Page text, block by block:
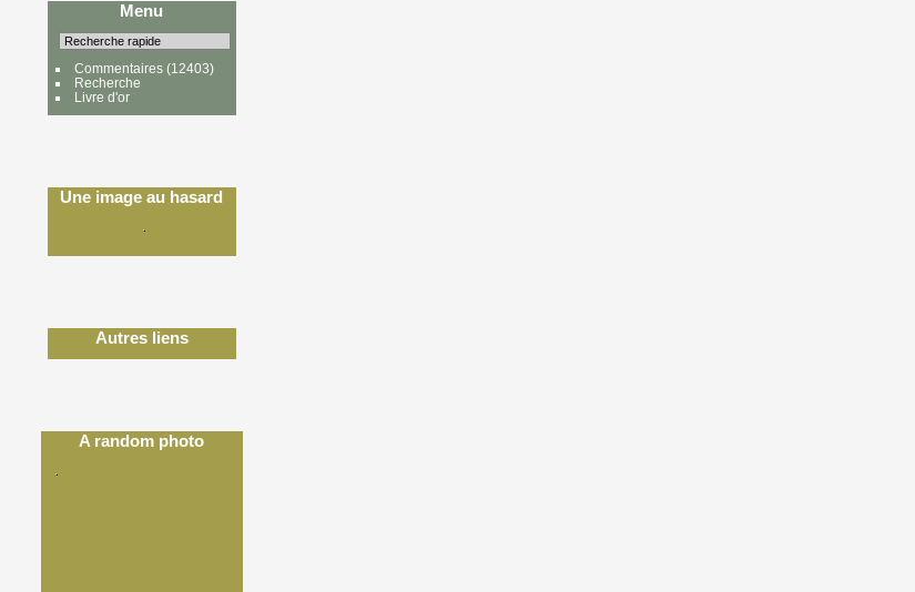
Menu
Commentaires(12403)
Recherche
Livre d'or
Une image au hasard
Autres liens
A random photo